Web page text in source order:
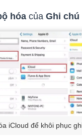
hóa của Ghi chú
iCloud để khôi phục